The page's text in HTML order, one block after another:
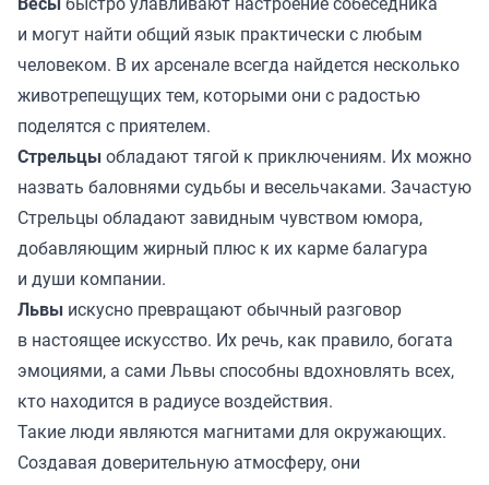
и могут найти общий язык практически с любым
человеком. В их арсенале всегда найдется несколько
животрепещущих тем, которыми они с радостью
поделятся с приятелем.
Стрельцыобладают тягой к приключениям. Их можно
назвать баловнями судьбы и весельчаками. Зачастую
Стрельцы обладают завидным чувством юмора,
добавляющим жирный плюс к их карме балагура
и души компании.
Львы искусно превращают обычный разговор
в настоящее искусство. Их речь, как правило, богата
эмоциями, а сами Львы способны вдохновлять всех,
кто находится в радиусе воздействия.
Такие люди являются магнитами для окружающих.
Создавая доверительную атмосферу, они